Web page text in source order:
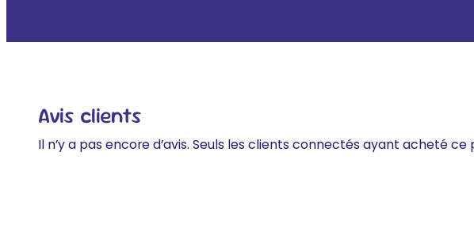
Avis clients
Il n’y a pas encore d’avis. Seuls les clients connectés ayant acheté